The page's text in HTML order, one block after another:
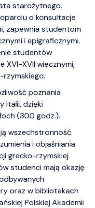
starożytnego.
o konsultacje
zapewnia studentom
i epigraficznymi.
studentów
XVI-XVII wiecznymi,
poznania
Italii, dzięki
(300 godz.).
wszechstronność
i objaśniania
grecko-rzymskiej.
studenci mają okazję
oraz w bibliotekach
Polskiej Akademii